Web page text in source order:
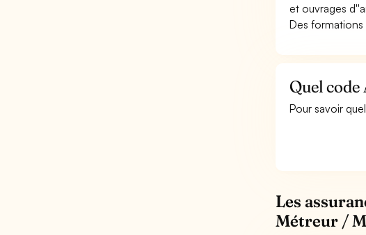
et ouvrages
Des formations
Quel
Pour savoir
Les
Métreur /